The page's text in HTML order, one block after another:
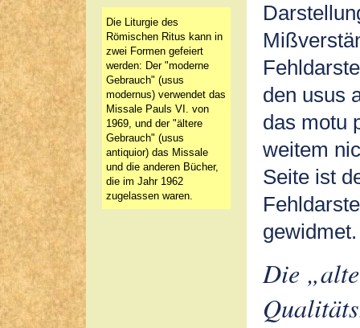
Die Liturgie des
Römischen Ritus kann in
zwei Formen gefeiert
werden: Der "moderne
Gebrauch" (usus
modernus) verwendet das
Missale Pauls VI. von
1969, und der "ältere
Gebrauch" (usus
antiquior) das Missale
und die anderen Bücher,
die im Jahr 1962
zugelassen waren.
den usus
das motu
weitem
Seite ist
Die